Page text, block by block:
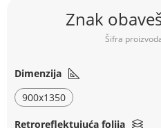
the
images
gallery
Znak
Dimenzija
900x1350
Retroreflektujuća folija